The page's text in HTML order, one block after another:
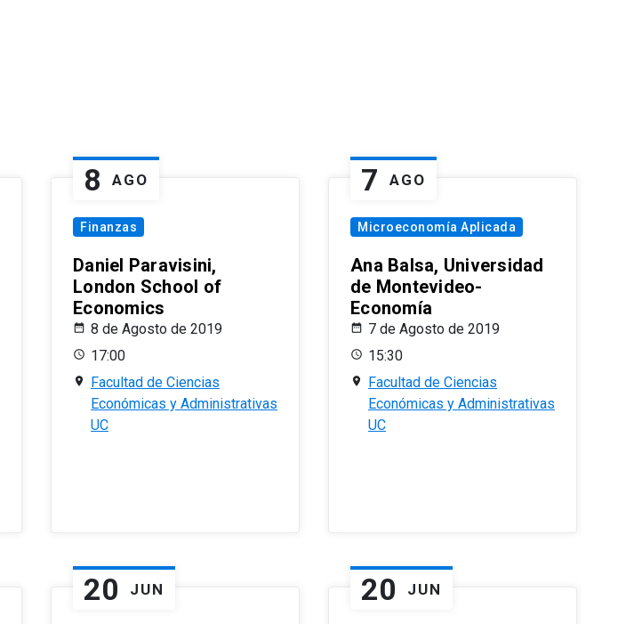
8 AGO
Finanzas
Daniel Paravisini,
London School of
Economics
8 de Agosto de 2019
17:00
Facultad de Ciencias
Económicas y Administrativas
UC
7 AGO
Microeconomía Aplicada
Ana Balsa, Universidad
de Montevideo-
Economía
7 de Agosto de 2019
15:30
Facultad de Ciencias
Económicas y Administrativas
UC
20 JUN 20 JUN